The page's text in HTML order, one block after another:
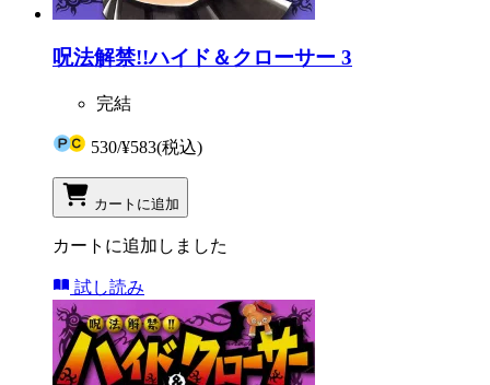
呪法解禁!!ハイド＆クローサー 3
完結
530/¥583(税込)
カートに追加
カートに追加しました
試し読み